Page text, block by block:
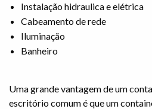
Instalação hidraulica e elétrica
Cabeamento de rede
Iluminação
Banheiro
Uma grande vantagem de um
escritório comum é que um